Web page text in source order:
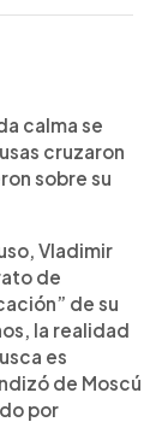
calma se
cruzaron
sobre su
Vladimir
de
de su
la realidad
es
de Moscú
por